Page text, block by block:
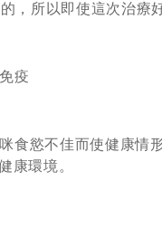
，所以即使這次治療
疫
食慾不佳而使健康情
康環境。